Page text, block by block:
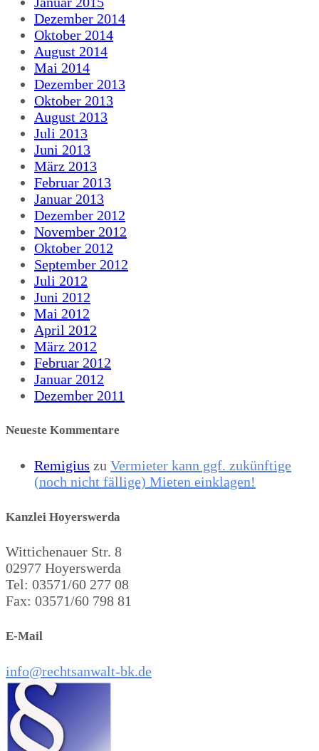
Dezember 2014
Oktober 2014
August 2014
Mai 2014
Dezember 2013
Oktober 2013
August 2013
Juli 2013
Juni 2013
März 2013
Februar 2013
Januar 2013
Dezember 2012
November 2012
Oktober 2012
September 2012
Juli 2012
Juni 2012
Mai 2012
April 2012
März 2012
Februar 2012
Januar 2012
Dezember 2011
Neueste Kommentare
Remigius zu Vermieter kann ggf. zukünftige
(noch nicht fällige) Mieten einklagen!
Kanzlei Hoyerswerda
Wittichenauer Str. 8
02977 Hoyerswerda
Tel: 03571/60 277 08
Fax: 03571/60 798 81
E-Mail
info@rechtsanwalt-bk.de